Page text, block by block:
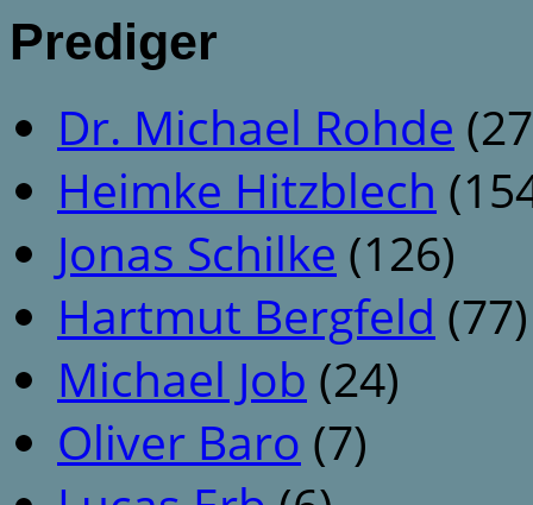
Prediger
Dr. Michael Rohde
Heimke Hitzblech
Jonas Schilke (126)
Hartmut Bergfeld (77)
Michael Job (24)
Oliver Baro (7)